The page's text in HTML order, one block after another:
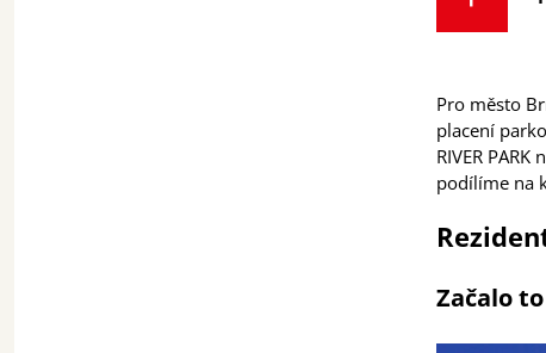
Pro město
placení
RIVER
podílíme na
Začalo